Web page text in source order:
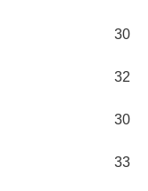
30
32
30
33